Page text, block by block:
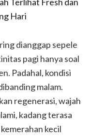
dianggap sepele
pagi hanya soal
Padahal, kondisi
malam.
regenerasi, wajah
kadang terasa
kecil